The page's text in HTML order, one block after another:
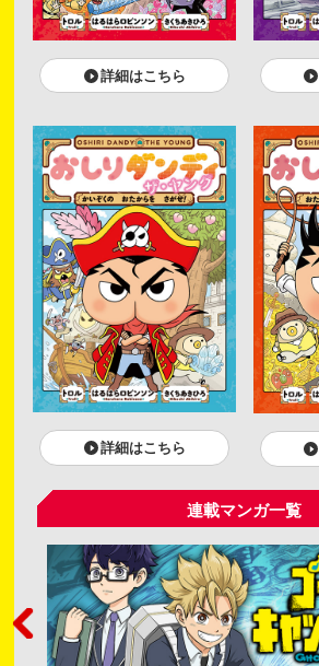
詳細はこちら
詳細はこちら
連載マンガ一覧